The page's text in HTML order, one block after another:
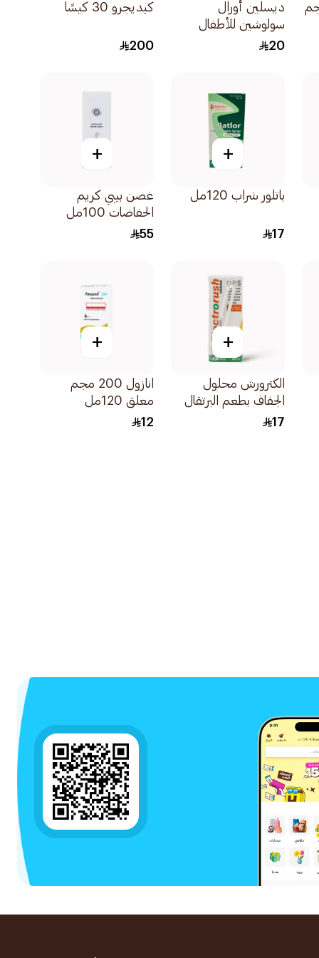
4 مجم
ديسلين أورال
سولوشين للأطفال
150مل
20
كيديجرو 30 كيسًا
200
+
باتلور شراب 120مل
17
+
غصن بيبي كريم
الحفاضات 100مل
55
+
الكترورش محلول
الجفاف بطعم البرتقال
200 مل
17
+
انازول 200 مجم
معلق 120مل
12